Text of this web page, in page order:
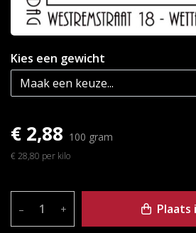
Kies een gewicht
€ 2,88 100 gram
€ 28,80 per kilo
– + Plaats